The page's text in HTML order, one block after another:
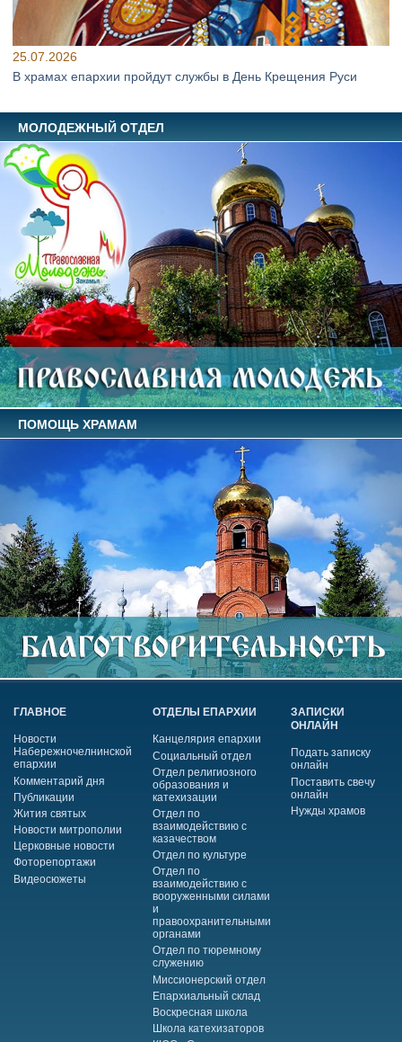
25.07.2026
В храмах епархии пройдут службы в День Крещения Руси
МОЛОДЕЖНЫЙ ОТДЕЛ
ПОМОЩЬ ХРАМАМ
ГЛАВНОЕ
Новости
Набережночелнинской
епархии
Комментарий дня
Публикации
Жития святых
Новости митрополии
Церковные новости
Фоторепортажи
Видеосюжеты
ОТДЕЛЫ ЕПАРХИИ
Канцелярия епархии
Социальный отдел
Отдел религиозного
образования и
катехизации
Отдел по
взаимодействию с
казачеством
Отдел по культуре
Отдел по
взаимодействию с
вооруженными силами
и
правоохранительными
органами
Отдел по тюремному
служению
Миссионерский отдел
Епархиальный склад
Воскресная школа
Школа катехизаторов
ЗАПИСКИ
ОНЛАЙН
Подать записку
онлайн
Поставить свечу
онлайн
Нужды храмов